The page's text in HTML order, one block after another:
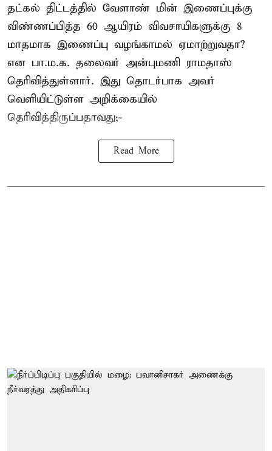
தட்கல் திட்டத்தில் வேளாண் மின் இணைப்புக்கு
விண்ணப்பித்த 60 ஆயிரம் விவசாயிகளுக்கு 8
மாதமாக இணைப்பு வழங்காமல் ஏமாற்றுவதா?
என பா.ம.க. தலைவர் அன்புமணி ராமதாஸ்
தெரிவித்துள்ளார். இது தொடர்பாக அவர்
வெளியிட்டுள்ள அறிக்கையில்
தெரிவித்திருப்பதாவது;-
Read More